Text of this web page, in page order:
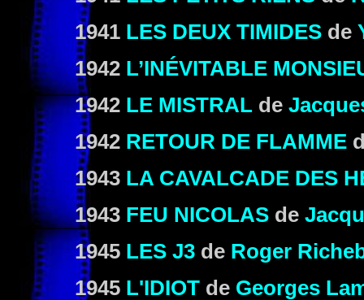
1941 LES DEUX TIMIDES de
1942 L’INÉVITABLE
1942 LE MISTRAL de
1942 RETOUR DE FLAMME
1943 LA CAVALCADE DES
1943 FEU NICOLAS de
1945 LES J3 de Roger
1945 L'IDIOT de Georges